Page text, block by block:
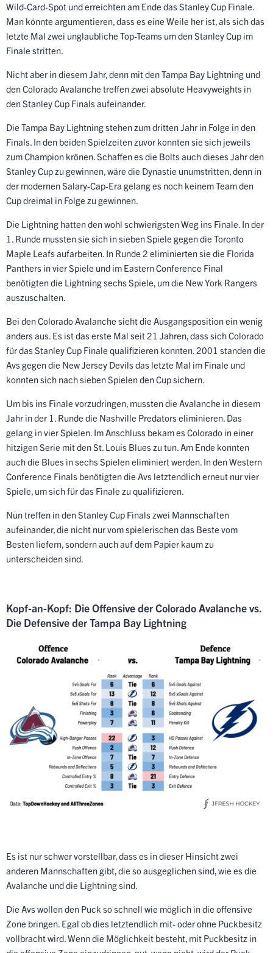
Wild-Card-Spot und erreichten am Ende das Stanley Cup Finale.
Man könnte argumentieren, dass es eine Weile her ist, als sich das
letzte Mal zwei unglaubliche Top-Teams um den Stanley Cup im
Finale stritten.
Nicht aber in diesem Jahr, denn mit den Tampa Bay Lightning und
den Colorado Avalanche treffen zwei absolute Heavyweights in
den Stanley Cup Finals aufeinander.
Die Tampa Bay Lightning stehen zum dritten Jahr in Folge in den
Finals. In den beiden Spielzeiten zuvor konnten sie sich jeweils
zum Champion krönen. Schaffen es die Bolts auch dieses Jahr den
Stanley Cup zu gewinnen, wäre die Dynastie unumstritten, denn in
der modernen Salary-Cap-Era gelang es noch keinem Team den
Cup dreimal in Folge zu gewinnen.
Die Lightning hatten den wohl schwierigsten Weg ins Finale. In der
1. Runde mussten sie sich in sieben Spiele gegen die Toronto
Maple Leafs aufarbeiten. In Runde 2 eliminierten sie die Florida
Panthers in vier Spiele und im Eastern Conference Final
benötigten die Lightning sechs Spiele, um die New York Rangers
auszuschalten.
Bei den Colorado Avalanche sieht die Ausgangsposition ein wenig
anders aus. Es ist das erste Mal seit 21 Jahren, dass sich Colorado
für das Stanley Cup Finale qualifizieren konnten. 2001 standen die
Avs gegen die New Jersey Devils das letzte Mal im Finale und
konnten sich nach sieben Spielen den Cup sichern.
Um bis ins Finale vorzudringen, mussten die Avalanche in diesem
Jahr in der 1. Runde die Nashville Predators eliminieren. Das
gelang in vier Spielen. Im Anschluss bekam es Colorado in einer
hitzigen Serie mit den St. Louis Blues zu tun. Am Ende konnten
auch die Blues in sechs Spielen eliminiert werden. In den Western
Conference Finals benötigten die Avs letztendlich erneut nur vier
Spiele, um sich für das Finale zu qualifizieren.
Nun treffen in den Stanley Cup Finals zwei Mannschaften
aufeinander, die nicht nur vom spielerischen das Beste vom
Besten liefern, sondern auch auf dem Papier kaum zu
unterscheiden sind.
Kopf-an-Kopf: Die Offensive der Colorado Avalanche vs.
Die Defensive der Tampa Bay Lightning
Es ist nur schwer vorstellbar, dass es in dieser Hinsicht zwei
anderen Mannschaften gibt, die so ausgeglichen sind, wie es die
Avalanche und die Lightning sind.
Die Avs wollen den Puck so schnell wie möglich in die offensive
Zone bringen. Egal ob dies letztendlich mit- oder ohne Puckbesitz
vollbracht wird. Wenn die Möglichkeit besteht, mit Puckbesitz in